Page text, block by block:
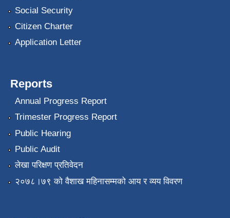
Social Security
Citizen Charter
Application Letter
Reports
Annual Progress Report
Trimester Progress Report
Public Hearing
Public Audit
लेखा परिक्षण प्रतिवेदन
२०७८।७९ को वैशाख महिनासम्मको आय र व्यय विवरण